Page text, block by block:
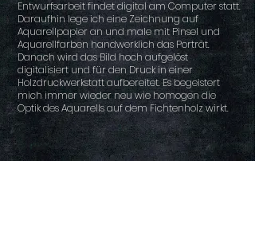
Entwurfsarbeit findet digital am Computer statt.
Daraufhin lege ich eine Zeichnung auf
Aquarellpapier an und male mit Pinsel und
Aquarellfarben handwerklich das Porträt.
Danach wird das Bild hoch aufgelöst
digitalisiert und für den Druck in einer
Holzdruckwerkstatt aufbereitet. Es begeistert
mich immer wieder neu wie homogen die
Optik des Aquarells auf dem Fichtenholz wirkt.